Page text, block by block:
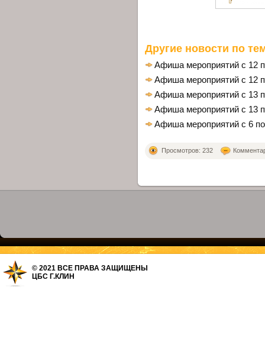
Другие новости по
Афиша мероприятий с 12
Афиша мероприятий с 12
Афиша мероприятий с 13
Афиша мероприятий с 13
Афиша мероприятий с 6
Просмотров: 232
© 2021 ВСЕ ПРАВА ЗАЩИЩЕНЫ
ЦБС Г.КЛИН